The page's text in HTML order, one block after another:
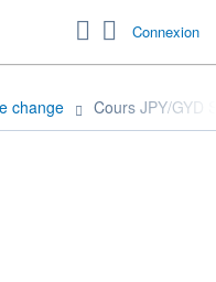
Connexion
change Cours JPY/GYD